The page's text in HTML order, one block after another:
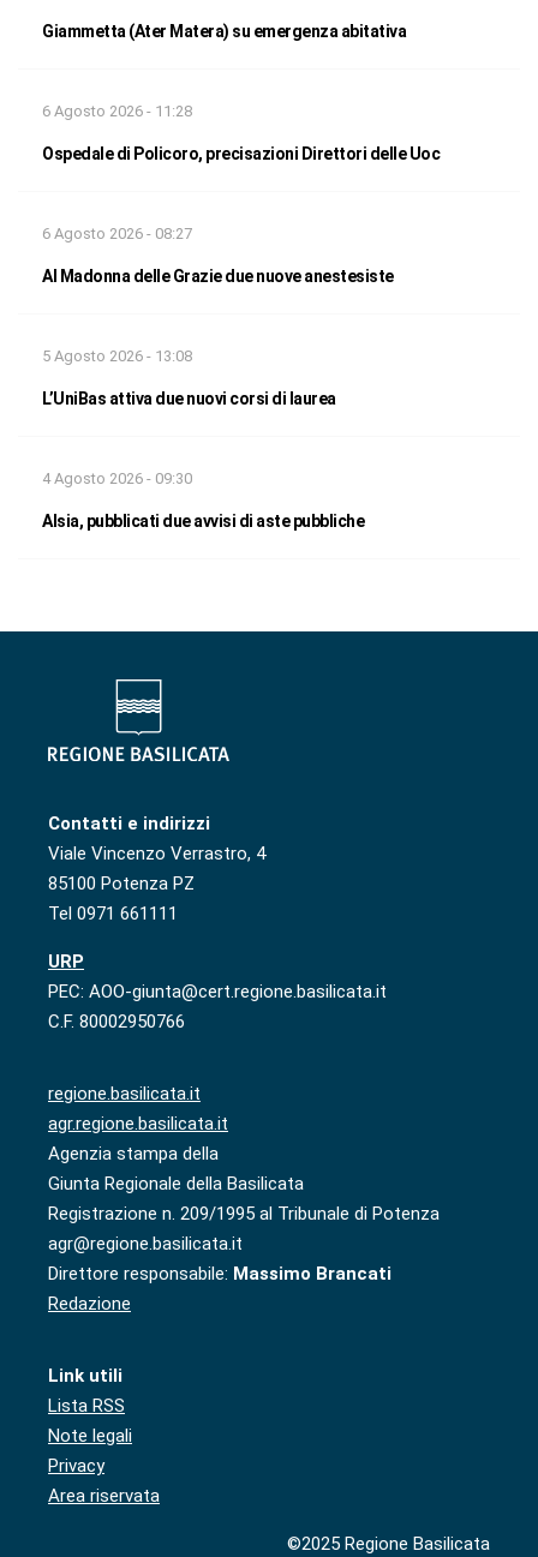
Giammetta (Ater Matera) su emergenza abitativa
6 Agosto 2026 - 11:28
Ospedale di Policoro, precisazioni Direttori delle Uoc
6 Agosto 2026 - 08:27
Al Madonna delle Grazie due nuove anestesiste
5 Agosto 2026 - 13:08
L’UniBas attiva due nuovi corsi di laurea
4 Agosto 2026 - 09:30
Alsia, pubblicati due avvisi di aste pubbliche
Contatti e indirizzi
Viale Vincenzo Verrastro, 4
85100 Potenza PZ
Tel 0971 661111
URP
PEC: AOO-giunta@cert.regione.basilicata.it
C.F. 80002950766
regione.basilicata.it
agr.regione.basilicata.it
Agenzia stampa della
Giunta Regionale della Basilicata
Registrazione n. 209/1995 al Tribunale di Potenza
agr@regione.basilicata.it
Direttore responsabile: Massimo Brancati
Redazione
Link utili
Lista RSS
Note legali
Privacy
Area riservata
©2025 Regione Basilicata